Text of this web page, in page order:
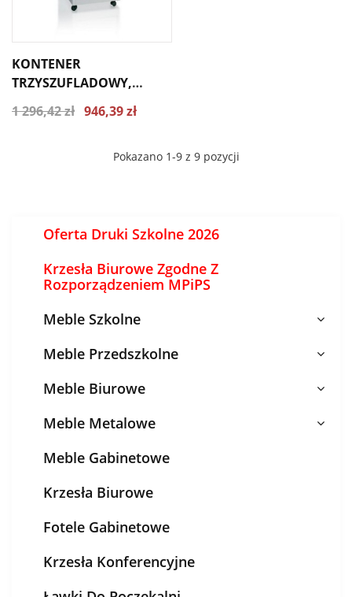
KONTENER
TRZYSZUFLADOWY,
PRZYBIURKOWY NA
KÓŁKACH KB/3
1 296,42 zł 946,39 zł
Pokazano 1-9 z 9 pozycji
Oferta Druki Szkolne 2026
Krzesła Biurowe Zgodne Z
Rozporządzeniem MPiPS
Meble Szkolne
Meble Przedszkolne
Meble Biurowe
Meble Metalowe
Meble Gabinetowe
Krzesła Biurowe
Fotele Gabinetowe
Krzesła Konferencyjne